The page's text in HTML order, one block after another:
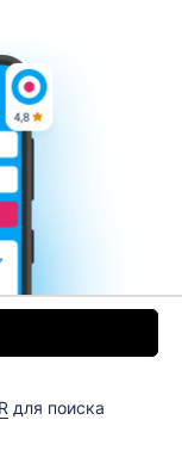
для поиска
работы №1 в